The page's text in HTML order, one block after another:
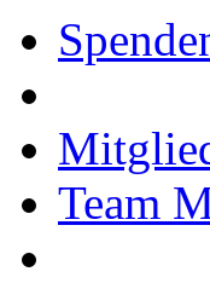
Team